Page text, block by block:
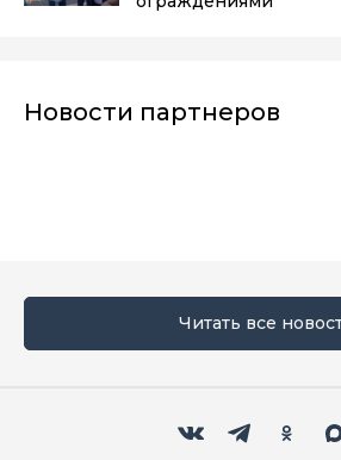
Новости партнеров
Читать все